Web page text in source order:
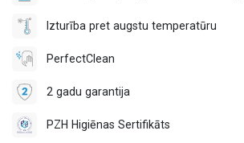
Izturība pret augstu temperatūru
PerfectClean
2 gadu garantija
PZH Higiēnas Sertifikāts